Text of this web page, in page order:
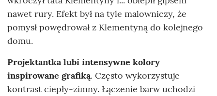
nawet rury. Efekt był na tyle malowniczy, że
pomysł powędrował z Klementyną do kolejnego
domu.
Projektantka lubi intensywne kolory
inspirowane grafiką. Często wykorzystuje
kontrast ciepły-zimny. Łączenie barw uchodzi